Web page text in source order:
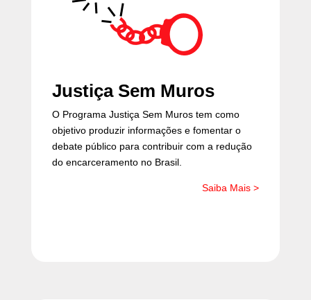
Justiça Sem Muros
O Programa Justiça Sem Muros tem como
objetivo produzir informações e fomentar o
debate público para contribuir com a redução
do encarceramento no Brasil.
Saiba Mais >